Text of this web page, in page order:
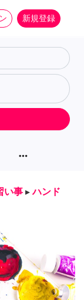
新規登録
more_horiz
い事 ▸ ハンド